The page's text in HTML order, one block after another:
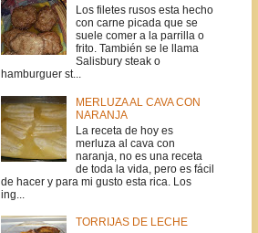
Los filetes rusos esta hecho
con carne picada que se
suele comer a la parrilla o
frito. También se le llama
Salisbury steak o
hamburguer st...
MERLUZA AL CAVA CON
NARANJA
La receta de hoy es
merluza al cava con
naranja, no es una receta
de toda la vida, pero es fácil
de hacer y para mi gusto esta rica. Los
ing...
TORRIJAS DE LECHE